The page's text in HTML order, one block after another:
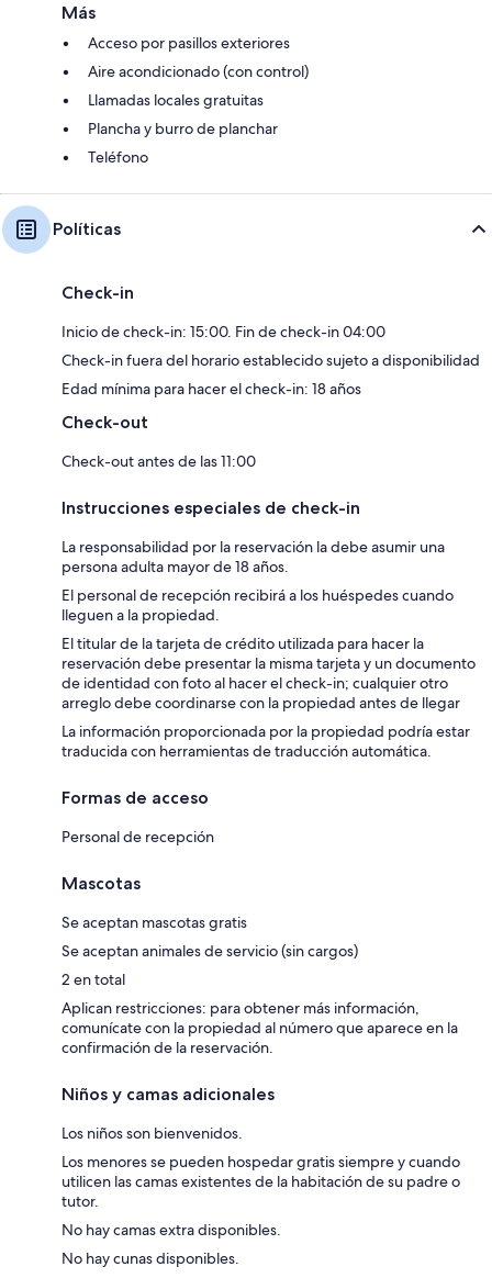
Más
Acceso por pasillos exteriores
Aire acondicionado (con control)
Llamadas locales gratuitas
Plancha y burro de planchar
Teléfono
Políticas
Check-in
Inicio de check-in: 15:00. Fin de check-in 04:00
Check-in fuera del horario establecido sujeto a disponibilidad
Edad mínima para hacer el check-in: 18 años
Check-out
Check-out antes de las 11:00
Instrucciones especiales de check-in
La responsabilidad por la reservación la debe asumir una
persona adulta mayor de 18 años.
El personal de recepción recibirá a los huéspedes cuando
lleguen a la propiedad.
El titular de la tarjeta de crédito utilizada para hacer la
reservación debe presentar la misma tarjeta y un documento
de identidad con foto al hacer el check-in; cualquier otro
arreglo debe coordinarse con la propiedad antes de llegar
La información proporcionada por la propiedad podría estar
traducida con herramientas de traducción automática.
Formas de acceso
Personal de recepción
Mascotas
Se aceptan mascotas gratis
Se aceptan animales de servicio (sin cargos)
2 en total
Aplican restricciones: para obtener más información,
comunícate con la propiedad al número que aparece en la
confirmación de la reservación.
Niños y camas adicionales
Los niños son bienvenidos.
Los menores se pueden hospedar gratis siempre y cuando
utilicen las camas existentes de la habitación de su padre o
tutor.
No hay camas extra disponibles.
No hay cunas disponibles.